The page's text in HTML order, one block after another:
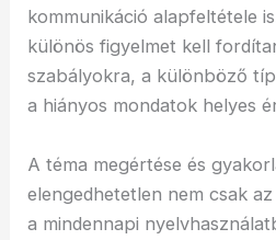
kommunikáció alapfeltétele
különös figyelmet kell
szabályokra, a különböző
a hiányos mondatok helyes
A téma megértése és
elengedhetetlen nem csak
a mindennapi